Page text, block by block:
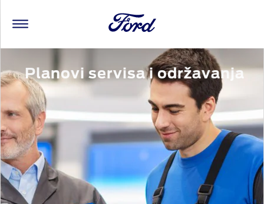
Planovi servisa i održavanja